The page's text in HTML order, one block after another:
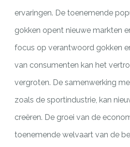
ervaringen. De toenemende
gokken opent nieuwe markten
focus op verantwoord gokken
van consumenten kan het
vergroten. De samenwerking
zoals de sportindustrie, kan
creëren. De groei van de
toenemende welvaart van de